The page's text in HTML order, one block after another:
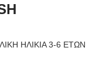
ΗΛΙΚΙΑ 3-6 ΕΤΩΝ